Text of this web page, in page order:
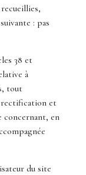
: pas
38 et
à
tout
rectification et
concernant, en
du site